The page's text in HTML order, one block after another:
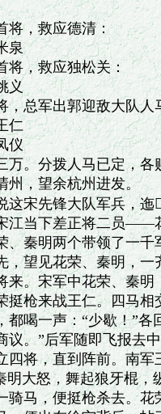
，救应德清：
泉
，救应独松关：
义
总军出郭迎敌大队人
仁
仪
万。分拨人马已定，
州，望余杭州进发。
这宋先锋大队军兵，
江当下差正将二员——
、秦明两个带领了一
，望见花荣、秦明，
来。宋军中花荣、秦
挺枪来战王仁。四马
喝一声：“少歇！”各
议。”后军随即飞报去
四将，直到阵前。南
明大怒，舞起狼牙棍，
骑马，便挺枪杀去。